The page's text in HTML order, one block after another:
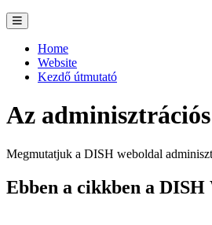
Home
Website
Kezdő útmutató
Az
Megmutatjuk a DISH weboldal
Ebben a cikkben a